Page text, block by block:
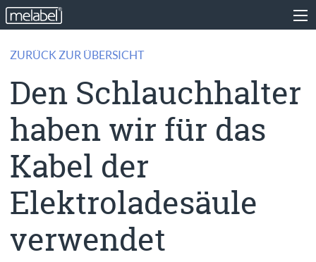
ZURÜCK ZUR ÜBERSICHT
Den Schlauchhalter
haben wir für das
Kabel der
Elektroladesäule
verwendet